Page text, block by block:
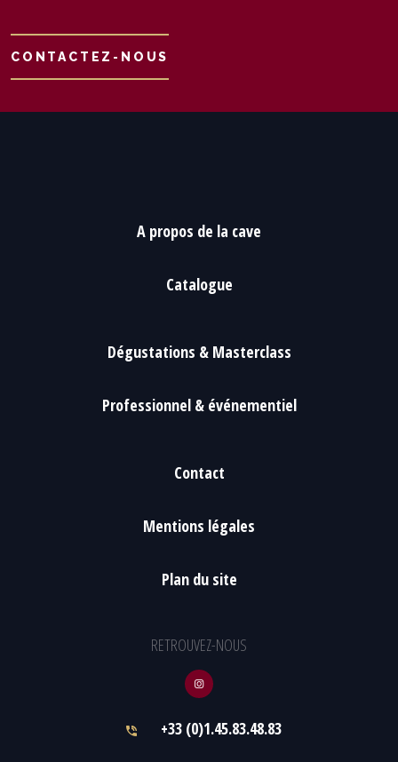
CONTACTEZ-NOUS
A propos de la cave
Catalogue
Dégustations & Masterclass
Professionnel & événementiel
Contact
Mentions légales
Plan du site
RETROUVEZ-NOUS
+33 (0)1.45.83.48.83